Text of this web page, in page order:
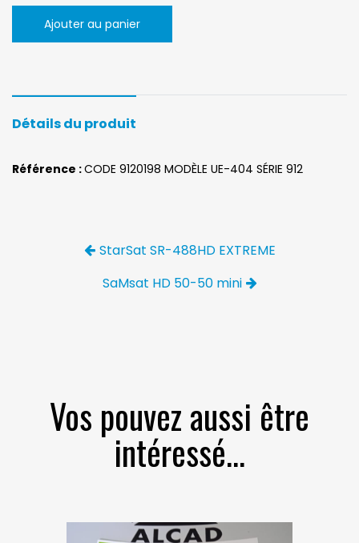
Ajouter au panier
Détails du produit
Référence :CODE 9120198 MODÈLE UE-404 SÉRIE 912
StarSat SR-488HD EXTREME
SaMsat HD 50-50 mini
Vos pouvez aussi être
intéressé...